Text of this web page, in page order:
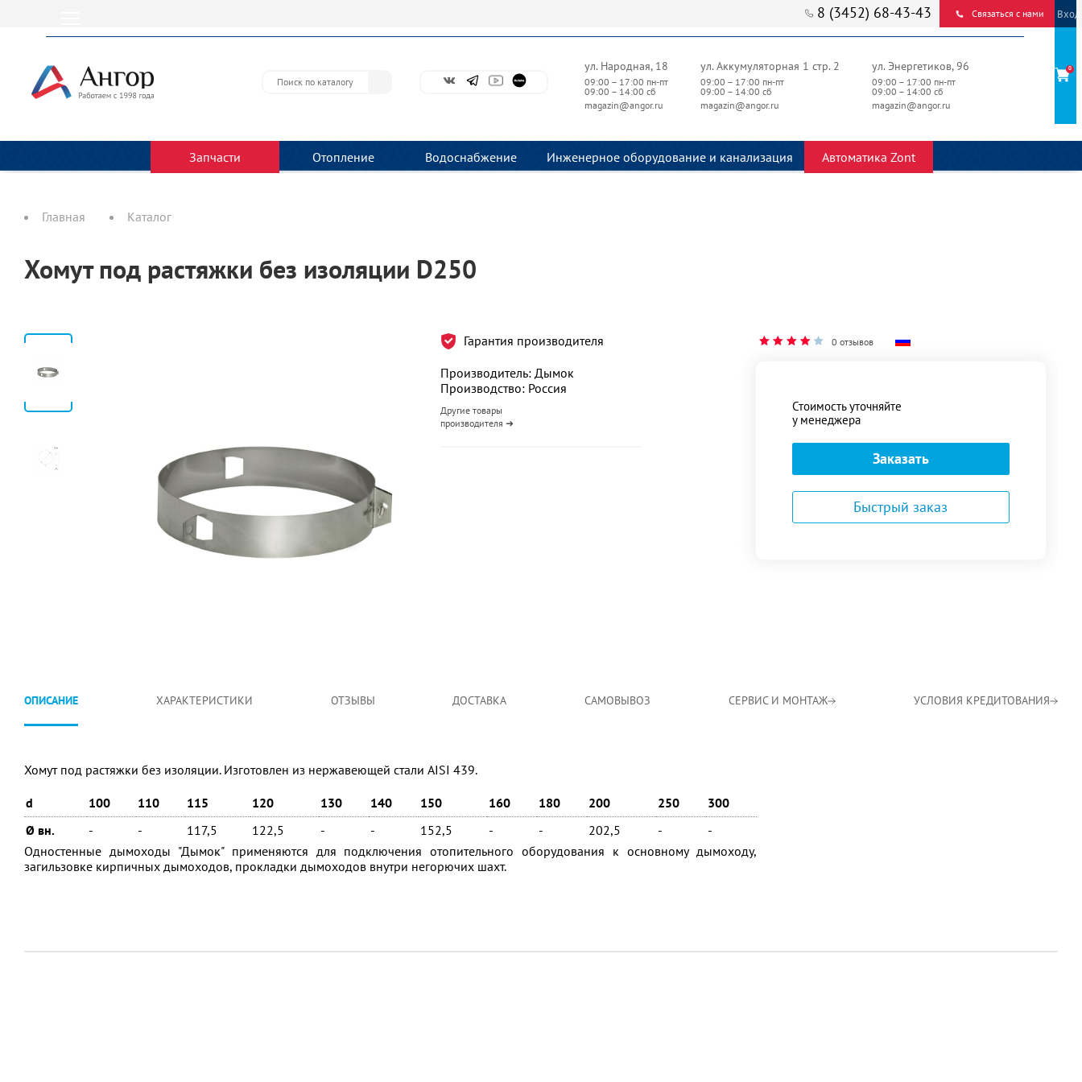
8 (3452) 68-43-43 Связаться с нами
ул. Народная, 18
09:00 – 17:00 пн-пт
09:00 – 14:00 сб
magazin@angor.ru
ул. Аккумуляторная 1 стр. 2
09:00 – 17:00 пн-пт
09:00 – 14:00 сб
magazin@angor.ru
ул. Энергетиков, 96
09:00 – 17:00 пн-пт
09:00 – 14:00 сб
magazin@angor.ru
Запчасти Отопление Водоснабжение Инженерное оборудование и канализация Автоматика Zont
Вход
0
Главная Каталог
Хомут под растяжки без изоляции D250
Гарантия производителя
Производитель: Дымок
Производство: Россия
Другие товары
производителя ➜
0 отзывов
Стоимость уточняйте
у менеджера
Заказать
Быстрый заказ
ОПИСАНИЕ ХАРАКТЕРИСТИКИ ОТЗЫВЫ ДОСТАВКА САМОВЫВОЗ СЕРВИС И МОНТАЖ УСЛОВИЯ КРЕДИТОВАНИЯ
Хомут под растяжки без изоляции. Изготовлен из нержавеющей стали AISI 439.
d 100 110 115 120 130 140 150 160 180 200 250
300
Ø вн.
- - 117,5 122,5 - - 152,5 - - 202,5 -
-
Одностенные дымоходы "Дымок" применяются для подключения отопительного оборудования к основному дымоходу,
загильзовке кирпичных дымоходов, прокладки дымоходов внутри негорючих шахт.